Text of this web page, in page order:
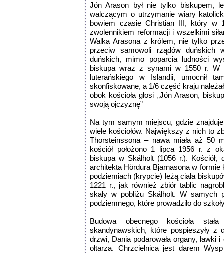
Jón Arason był nie tylko biskupem,
walczącym o utrzymanie wiary
bowiem czasie Christian III, który w
zwolennikiem reformacji i wszelkimi
Walka Arasona z królem, nie tylko
przeciw samowoli rządów duńskich
duńskich, mimo poparcia ludności
biskupa wraz z synami w 1550 r. W
luterańskiego w Islandii, umocnił
skonfiskowane, a 1/6 część kraju
obok kościoła głosi „Jón Arason,
swoją ojczyznę”
Na tym samym miejscu, gdzie
wiele kościołów. Największy z nich to
Thorsteinssona – nawa miała aż 50
kościół położono 1 lipca 1956 r. z
biskupa w Skálholt (1056 r.). Kościół,
architekta Hördura Bjarnasona w
podziemiach (krypcie) leżą ciała
1221 r., jak również zbiór tablic
skały w pobliżu Skálholt. W samych
podziemnego, które prowadziło do
Budowa obecnego kościoła
skandynawskich, które pospieszyły z
drzwi, Dania podarowała organy,
ołtarza. Chrzcielnica jest darem